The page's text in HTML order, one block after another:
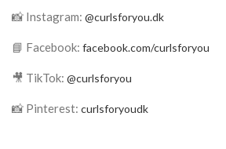
📸 Instagram: @curlsforyou.dk
📘 Facebook: facebook.com/curlsforyou
🎥 TikTok: @curlsforyou
📸 Pinterest: curlsforyoudk